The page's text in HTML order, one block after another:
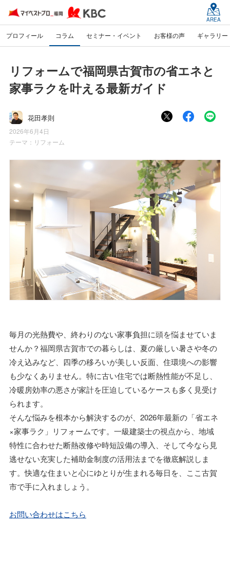
AREA
プロフィール コラム セミナー・イベント お客様の声 ギャラリー
リフォームで福岡県古賀市の省エネと
家事ラクを叶える最新ガイド
花田孝則
2026年6月4日
テーマ： リフォーム
毎月の光熱費や、終わりのない家事負担に頭を悩ませていま
せんか？福岡県古賀市での暮らしは、夏の厳しい暑さや冬の
冷え込みなど、四季の移ろいが美しい反面、住環境への影響
も少なくありません。特に古い住宅では断熱性能が不足し、
冷暖房効率の悪さが家計を圧迫しているケースも多く見受け
られます。
そんな悩みを根本から解決するのが、2026年最新の「省エネ
×家事ラク」リフォームです。一級建築士の視点から、地域
特性に合わせた断熱改修や時短設備の導入、そして今なら見
逃せない充実した補助金制度の活用法までを徹底解説しま
す。快適な住まいと心にゆとりが生まれる毎日を、ここ古賀
市で手に入れましょう。
お問い合わせはこちら